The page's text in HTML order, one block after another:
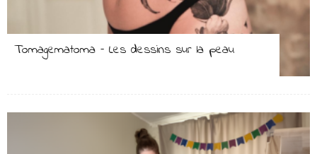
Tomagematoma – Les dessins sur la peau